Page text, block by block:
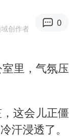
创作者
0
里，气氛压
这会儿正僵
汗浸透了。